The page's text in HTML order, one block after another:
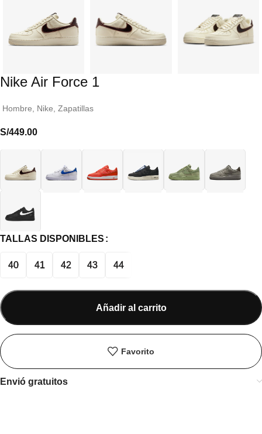
Nike Air Force 1
Hombre Nike Zapatillas
S/449.00
TALLAS DISPONIBLES
40 41 42 43 44
Añadir al carrito
Favorito
Envió gratuitos